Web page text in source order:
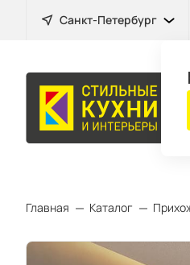
Санкт-Петербург
Главная Каталог